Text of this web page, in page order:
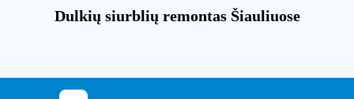
Dulkių siurblių remontas Šiauliuose